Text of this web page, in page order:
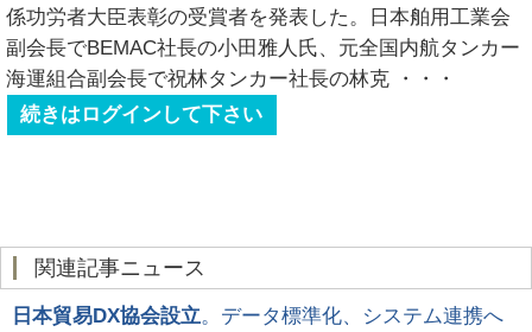
係功労者大臣表彰の受賞者を発表した。日本舶用工業会
副会長でBEMAC社長の小田雅人氏、元全国内航タンカー
海運組合副会長で祝林タンカー社長の林克
・・・
続きはログインして下さい
関連記事ニュース
日本貿易DX協会設立。データ標準化、システム連携へ